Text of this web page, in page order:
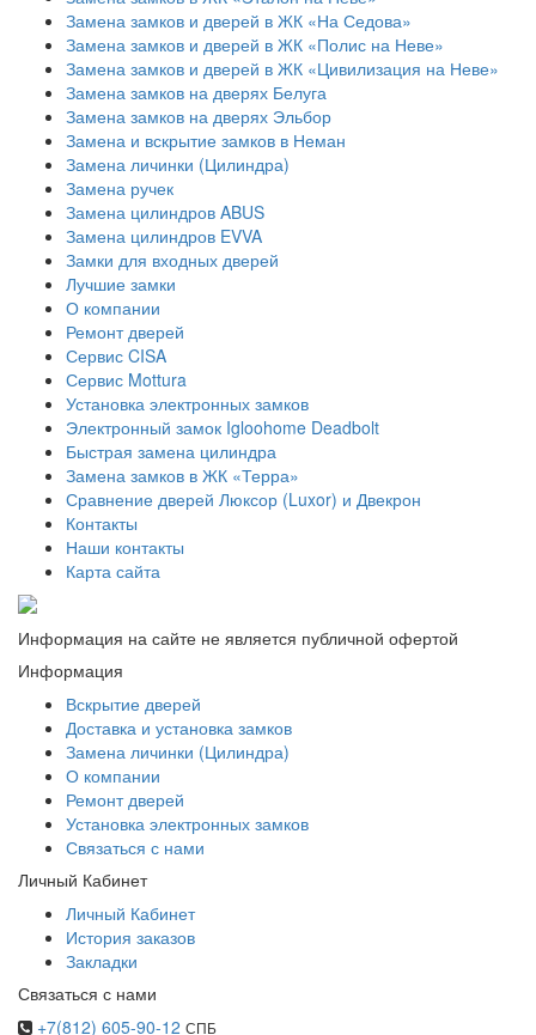
Замена замков и дверей в ЖК «На Седова»
Замена замков и дверей в ЖК «Полис на Неве»
Замена замков и дверей в ЖК «Цивилизация на Неве»
Замена замков на дверях Белуга
Замена замков на дверях Эльбор
Замена и вскрытие замков в Неман
Замена личинки (Цилиндра)
Замена ручек
Замена цилиндров ABUS
Замена цилиндров EVVA
Замки для входных дверей
Лучшие замки
О компании
Ремонт дверей
Сервис CISA
Сервис Mottura
Установка электронных замков
Электронный замок Igloohome Deadbolt
​Быстрая замена цилиндра
Замена замков в ЖК «Терра»
Сравнение дверей Люксор (Luxor) и Двекрон
Контакты
Наши контакты
Карта сайта
Информация на сайте не является публичной офертой
Информация
Вскрытие дверей
Доставка и установка замков
Замена личинки (Цилиндра)
О компании
Ремонт дверей
Установка электронных замков
Связаться с нами
Личный Кабинет
Личный Кабинет
История заказов
Закладки
Связаться с нами
+7(812) 605-90-12 СПБ